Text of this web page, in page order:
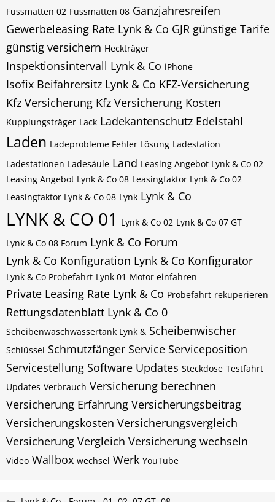
Fussmatten 02 Fussmatten 08 Ganzjahresreifen
Gewerbeleasing Rate Lynk & Co GJR günstige Tarife
günstig versichern Heckträger
Inspektionsintervall Lynk & Co iPhone
Isofix Beifahrersitz Lynk & Co KFZ-Versicherung
Kfz Versicherung Kfz Versicherung Kosten
Kupplungsträger Lack Ladekantenschutz Edelstahl
Laden Ladeprobleme Fehler Lösung Ladestation
Ladestationen Ladesäule Land Leasing Angebot Lynk & Co 02
Leasing Angebot Lynk & Co 08 Leasingfaktor Lynk & Co 02
Leasingfaktor Lynk & Co 08 Lynk Lynk & Co
LYNK & CO 01 Lynk & Co 02 Lynk & Co 07 GT
Lynk & Co 08 Forum Lynk & Co Forum
Lynk & Co Konfiguration Lynk & Co Konfigurator
Lynk & Co Probefahrt Lynk 01 Motor einfahren
Private Leasing Rate Lynk & Co Probefahrt rekuperieren
Rettungsdatenblatt Lynk & Co 0
Scheibenwaschwassertank Lynk & Scheibenwischer
Schlüssel Schmutzfänger Service Serviceposition
Servicestellung Software Updates Steckdose Testfahrt
Updates Verbrauch Versicherung berechnen
Versicherung Erfahrung Versicherungsbeitrag
Versicherungskosten Versicherungsvergleich
Versicherung Vergleich Versicherung wechseln
Video Wallbox wechsel Werk YouTube